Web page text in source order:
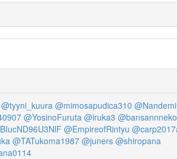
@tyyni_kuura @mimosapudica310
@YosinoFuruta @iruka3 @bansannneko
@EmpireofRintyu
@TATukoma1987 @juners @shiropana